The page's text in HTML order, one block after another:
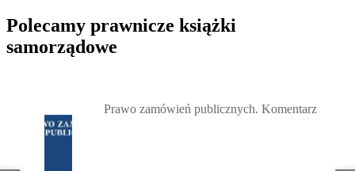
Polecamy prawnicze książki
samorządowe
Prawo zamówień publicznych. Komentarz